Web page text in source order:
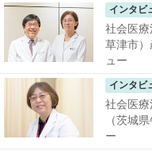
インタビ
社会医
草津市
ュー
インタビ
社会医
（茨城
ー